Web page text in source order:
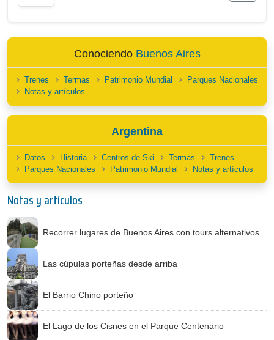
Conociendo Buenos Aires
Trenes Termas Patrimonio Mundial
Parques Nacionales
Notas y artículos
Argentina
Datos Historia Centros de Ski Termas
Trenes
Parques Nacionales
Patrimonio Mundial Notas y artículos
Notas y artículos
Recorrer lugares de Buenos Aires con tours alternativos
Las cúpulas porteñas desde arriba
El Barrio Chino porteño
El Lago de los Cisnes en el Parque Centenario